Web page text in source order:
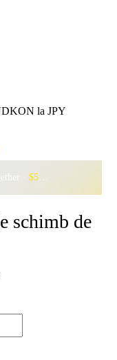
la JPY
· $500,000
schimb de